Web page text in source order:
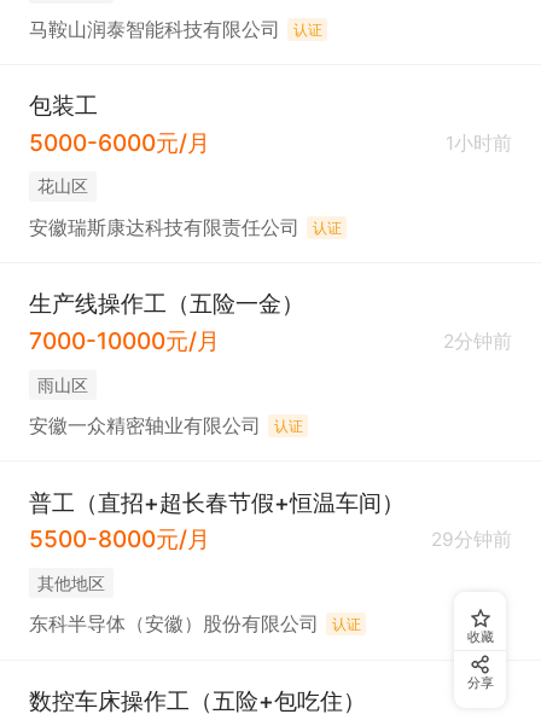
马鞍山润泰智能科技有限公司 认证
包装工
5000-6000元/月
1小时前
花山区
安徽瑞斯康达科技有限责任公司 认证
生产线操作工（五险一金）
7000-10000元/月
2分钟前
雨山区
安徽一众精密轴业有限公司 认证
普工（直招+超长春节假+恒温车间）
5500-8000元/月
29分钟前
其他地区
东科半导体（安徽）股份有限公司 认证
数控车床操作工（五险+包吃住）
收藏
分享